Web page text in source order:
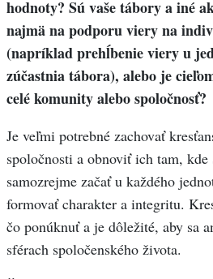
hodnoty? Sú vaše tábory a iné
najmä na podporu viery na
(napríklad prehĺbenie viery u
zúčastnia tábora), alebo je
celé komunity alebo spoločnosť?
Je veľmi potrebné zachovať
spoločnosti a obnoviť ich tam,
samozrejme začať u každého
formovať charakter a integritu.
čo ponúknuť a je dôležité, aby sa
sférach spoločenského života.